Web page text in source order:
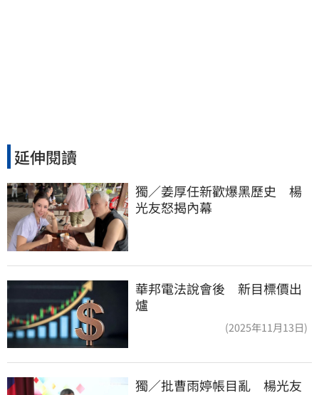
延伸閱讀
獨／姜厚任新歡爆黑歷史　楊
光友怒揭內幕
華邦電法說會後 新目標價出
爐
(2025年11月13日)
獨／批曹雨婷帳目亂　楊光友